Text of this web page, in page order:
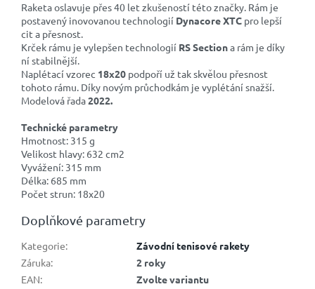
Raketa oslavuje přes 40 let zkušeností této značky. Rám je
postavený inovovanou technologií Dynacore XTC pro lepší
cit a přesnost.
Krček rámu je vylepšen technologií RS Sectiona rám je díky
ní stabilnější.
Naplétací vzorec 18x20 podpoří už tak skvělou přesnost
tohoto rámu. Díky novým průchodkám je vyplétání snažší.
Modelová řada2022.
Technické parametry
Hmotnost: 315 g
Velikost hlavy: 632 cm2
Vyvážení: 315 mm
Délka: 685 mm
Počet strun: 18x20
Doplňkové parametry
Kategorie:
Závodní tenisové rakety
Záruka:
2 roky
EAN:
Zvolte variantu